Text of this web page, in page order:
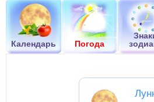
Календарь Погода